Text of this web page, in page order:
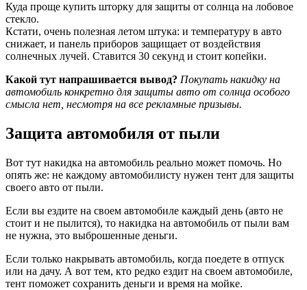
Куда проще купить шторку для защиты от солнца на лобовое
стекло.
Кстати, очень полезная летом штука: и температуру в авто
снижает, и панель приборов защищает от воздействия
солнечных лучей. Ставится 30 секунд и стоит копейки.
Какой тут напрашивается вывод? Покупать накидку на
автомобиль конкретно для защиты авто от солнца особого
смысла нет, несмотря на все рекламные призывы.
Защита автомобиля от пыли
Вот тут накидка на автомобиль реально может помочь. Но
опять же: не каждому автомобилисту нужен тент для защиты
своего авто от пыли.
Если вы ездите на своем автомобиле каждый день (авто не
стоит и не пылится), то накидка на автомобиль от пыли вам
не нужна, это выброшенные деньги.
Если только накрывать автомобиль, когда поедете в отпуск
или на дачу. А вот тем, кто редко ездит на своем автомобиле,
тент поможет сохранить деньги и время на мойке.